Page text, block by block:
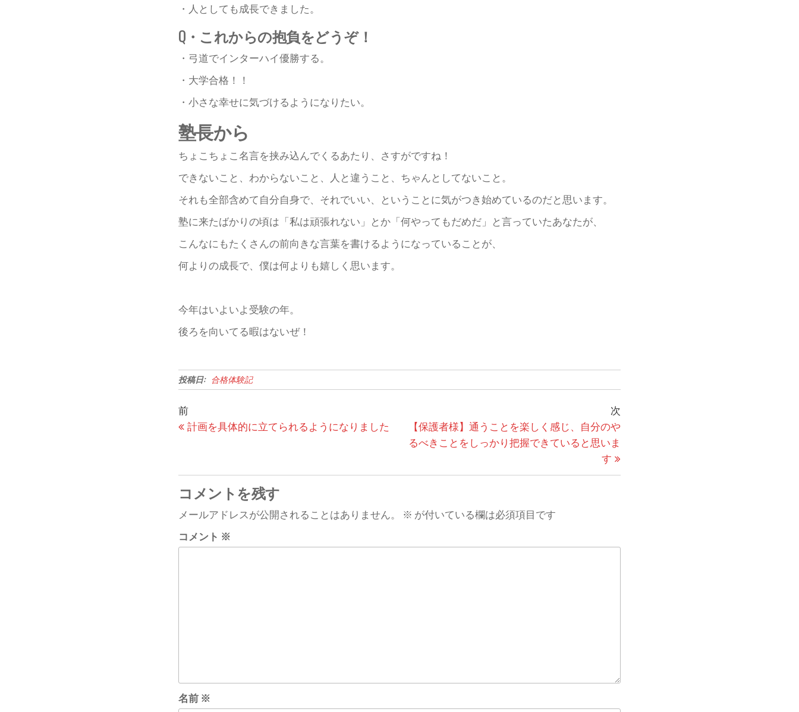
・人としても成長できました。
Q・これからの抱負をどうぞ！
・弓道でインターハイ優勝する。
・大学合格！！
・小さな幸せに気づけるようになりたい。
塾長から
ちょこちょこ名言を挟み込んでくるあたり、さすがですね！
できないこと、わからないこと、人と違うこと、ちゃんとしてないこと。
それも全部含めて自分自身で、それでいい、ということに気がつき始めているのだと思います。
塾に来たばかりの頃は「私は頑張れない」とか「何やってもだめだ」と言っていたあなたが、
こんなにもたくさんの前向きな言葉を書けるようになっていることが、
何よりの成長で、僕は何よりも嬉しく思います。
今年はいよいよ受験の年。
後ろを向いてる暇はないぜ！
投稿日: 合格体験記
投
稿
ビ
ゲ
ー
シ
ョ
過
去
稿
前
計画を具体的に立てられるようになりました
稿
次
【保護者様】通うことを楽しく感じ、自分のや
るべきことをしっかり把握できていると思いま
す
コメントを残す
メールアドレスが公開されることはありません。 ※ が付いている欄は必須項目です
コメント ※
名前 ※